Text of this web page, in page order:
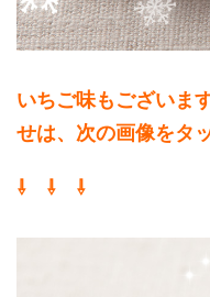
いちご味もございま
せは、次の画像をタ
⇩ ⇩ ⇩